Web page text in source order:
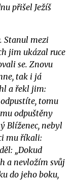
přišel Ježíš
Stanul mezi
jim ukázal ruce
se. Znovu
tak i já
a řekl jim:
tomu
odpuštěny
Blíženec, nebyl
mu říkali:
„Dokud
a nevložím svůj
do jeho boku,